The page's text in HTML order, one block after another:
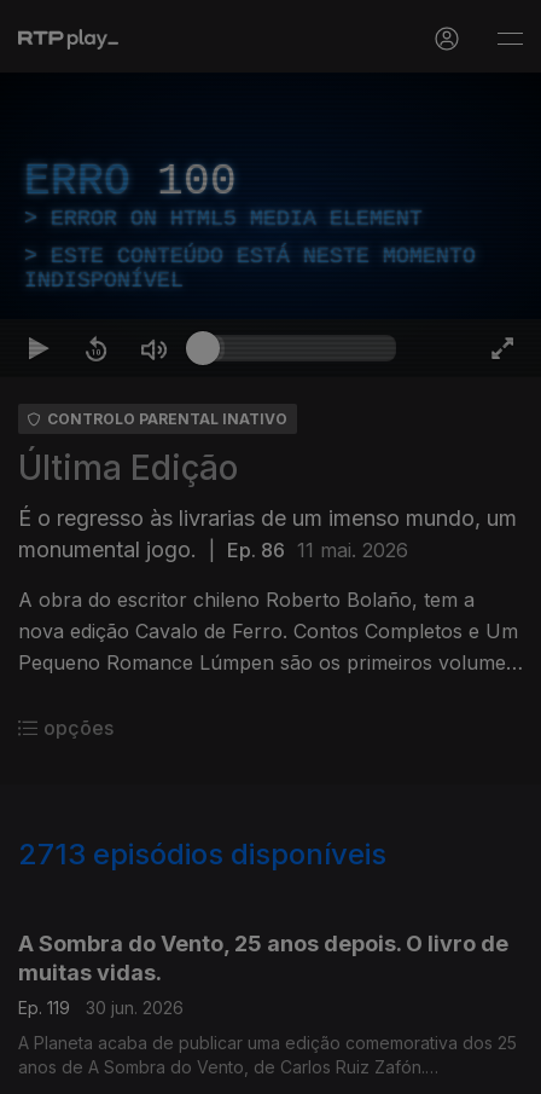
ERRO 100
ERROR ON HTML5 MEDIA ELEMENT
ESTE CONTEÚDO ESTÁ NESTE MOMENTO
INDISPONÍVEL
CONTROLO PARENTAL INATIVO
Última Edição
É o regresso às livrarias de um imenso mundo, um
monumental jogo.
Ep. 86 11 mai. 2026
A obra do escritor chileno Roberto Bolaño, tem a
nova edição Cavalo de Ferro. Contos Completos e Um
Pequeno Romance Lúmpen são os primeiros volumes,
Madre Deus.
opções
2713 episódios disponíveis
A Sombra do Vento, 25 anos depois. O livro de
muitas vidas.
Ep. 119
30 jun. 2026
A Planeta acaba de publicar uma edição comemorativa dos 25
anos de A Sombra do Vento, de Carlos Ruiz Zafón.